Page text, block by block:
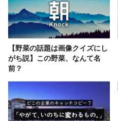
【野菜の話題は画像クイズにし
がち説】この野菜、なんて名
前？